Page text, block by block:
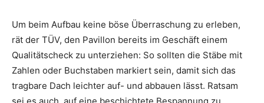
Um beim Aufbau keine böse Überraschung zu erleben,
rät der TÜV, den Pavillon bereits im Geschäft einem
Qualitätscheck zu unterziehen: So sollten die Stäbe mit
Zahlen oder Buchstaben markiert sein, damit sich das
tragbare Dach leichter auf- und abbauen lässt. Ratsam